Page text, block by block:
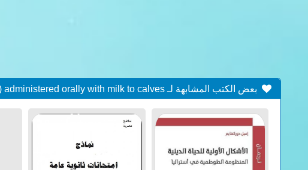
بعض الكتب المشابهة لـ Bioavailability and disposition of sodium and procaine penicillin G (benzylpenicillin) administered orally with milk to calves